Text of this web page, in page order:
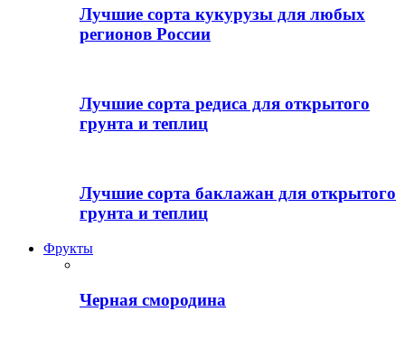
Лучшие сорта кукурузы для любых
регионов России
Лучшие сорта редиса для открытого
грунта и теплиц
Лучшие сорта баклажан для открытого
грунта и теплиц
Фрукты
Черная смородина